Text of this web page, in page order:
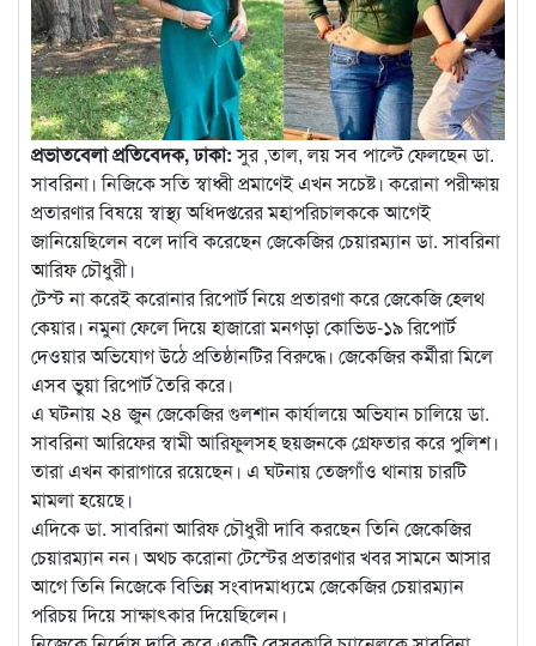
প্রভাতবেলা প্রতিবেদক, ঢাকা:সুর ,তাল, লয় সব পাল্টে ফেলছেন ডা.
সাবরিনা। নিজিকে সতি স্বাধ্বী প্রমাণেই এখন সচেষ্ট। করোনা পরীক্ষায়
প্রতারণার বিষয়ে স্বাস্থ্য অধিদপ্তরের মহাপরিচালককে আগেই
জানিয়েছিলেন বলে দাবি করেছেন জেকেজির চেয়ারম্যান ডা. সাবরিনা
আরিফ চৌধুরী।
টেস্ট না করেই করোনার রিপোর্ট নিয়ে প্রতারণা করে জেকেজি হেলথ
কেয়ার। নমুনা ফেলে দিয়ে হাজারো মনগড়া কোভিড-১৯ রিপোর্ট
দেওয়ার অভিযোগ উঠে প্রতিষ্ঠানটির বিরুদ্ধে। জেকেজির কর্মীরা মিলে
এসব ভুয়া রিপোর্ট তৈরি করে।
এ ঘটনায় ২৪ জুন জেকেজির গুলশান কার্যালয়ে অভিযান চালিয়ে ডা.
সাবরিনা আরিফের স্বামী আরিফুলসহ ছয়জনকে গ্রেফতার করে পুলিশ।
তারা এখন কারাগারে রয়েছেন। এ ঘটনায় তেজগাঁও থানায় চারটি
মামলা হয়েছে।
এদিকে ডা. সাবরিনা আরিফ চৌধুরী দাবি করছেন তিনি জেকেজির
চেয়ারম্যান নন। অথচ করোনা টেস্টের প্রতারণার খবর সামনে আসার
আগে তিনি নিজেকে বিভিন্ন সংবাদমাধ্যমে জেকেজির চেয়ারম্যান
পরিচয় দিয়ে সাক্ষাৎকার দিয়েছিলেন।